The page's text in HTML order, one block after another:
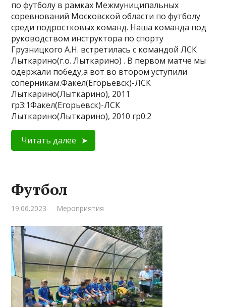
по футболу в рамках Межмуниципальных
соревнований Московской области по футболу
среди подростковых команд. Наша команда под
руководством инструктора по спорту
Грузницкого А.Н. встретилась с командой ЛСК
Лыткарино(г.о. Лыткарино) . В первом матче мы
одержали победу,а вот во втором уступили
соперникам.Факел(Егорьевск)-ЛСК
Лыткарино(Лыткарино), 2011
гр3:1Факел(Егорьевск)-ЛСК
Лыткарино(Лыткарино), 2010 гр0:2
Читать далее
Футбол
19.06.2023 Мероприятия